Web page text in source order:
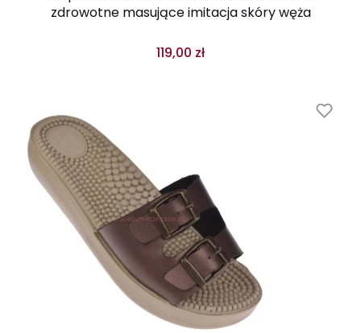
zdrowotne masujące imitacja skóry węża
119,00 zł